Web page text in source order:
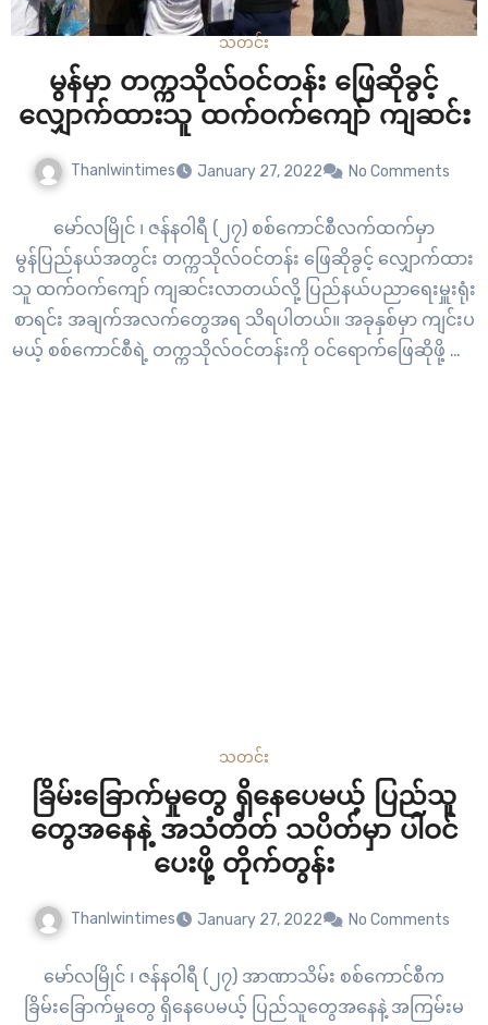
သတင်း
မွန်မှာ တက္ကသိုလ်ဝင်တန်း ဖြေဆိုခွင့်
လျှောက်ထားသူ ထက်ဝက်ကျော် ကျဆင်း
Thanlwintimes January 27, 2022 No Comments
မော်လမြိုင် ၊ ဇန်နဝါရီ (၂၇) စစ်ကောင်စီလက်ထက်မှာ
မွန်ပြည်နယ်အတွင်း တက္ကသိုလ်ဝင်တန်း ဖြေဆိုခွင့် လျှောက်ထား
သူ ထက်ဝက်ကျော် ကျဆင်းလာတယ်လို့ ပြည်နယ်ပညာရေးမှူးရုံး
စာရင်း အချက်အလက်တွေအရ သိရပါတယ်။ အခုနှစ်မှာ ကျင်းပ
မယ့် စစ်ကောင်စီရဲ့ တက္ကသိုလ်ဝင်တန်းကို ဝင်ရောက်ဖြေဆိုဖို့ လာ
သတင်း
ခြိမ်းခြောက်မှုတွေ ရှိနေပေမယ့် ပြည်သူ
တွေအနေနဲ့ အသံတိတ် သပိတ်မှာ ပါဝင်
ပေးဖို့ တိုက်တွန်း
Thanlwintimes January 27, 2022 No Comments
မော်လမြိုင် ၊ ဇန်နဝါရီ (၂၇) အာဏာသိမ်း စစ်ကောင်စီက
ခြိမ်းခြောက်မှုတွေ ရှိနေပေမယ့် ပြည်သူတွေအနေနဲ့ အကြမ်းမ